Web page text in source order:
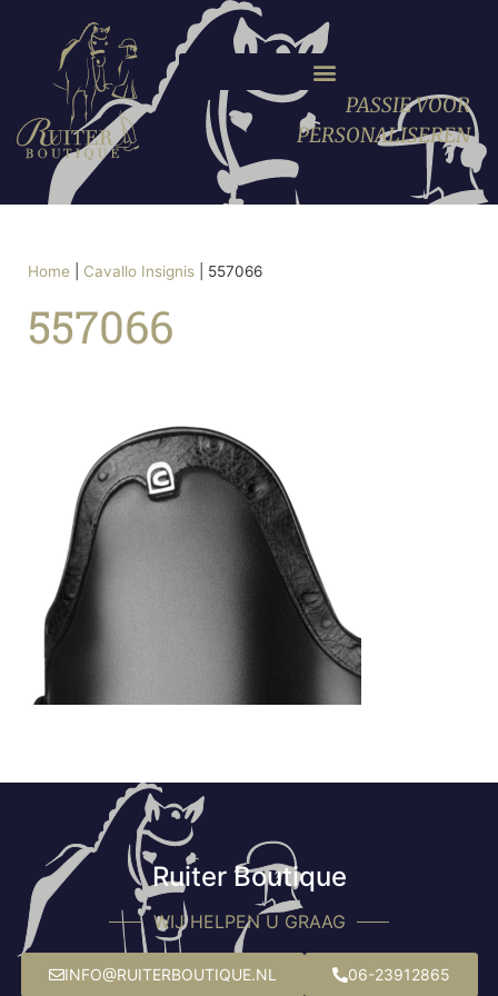
PASSIE VOOR
PERSONALISEREN
Home Cavallo Insignis 557066
557066
Ruiter Boutique
WIJ HELPEN U GRAAG
INFO@RUITERBOUTIQUE.NL 06-23912865